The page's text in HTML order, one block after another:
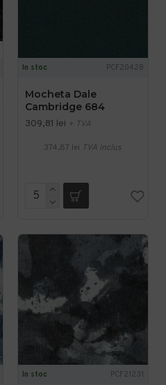
In stoc PCF20428
Mocheta Dale
Cambridge 684
309,81 lei + TVA
374,87 lei TVA inclus
In stoc PCF21231